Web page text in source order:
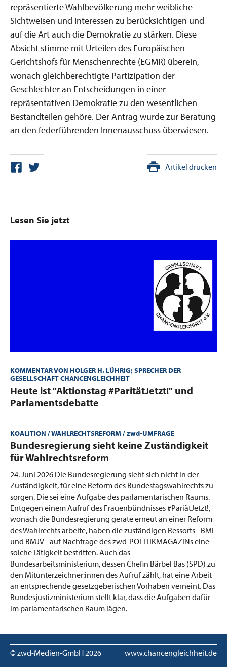
repräsentierte Wahlbevölkerung mehr weibliche
Sichtweisen und Interessen zu berücksichtigen und
auf die Art auch die Demokratie zu stärken. Diese
Absicht stimme mit Urteilen des Europäischen
Gerichtshofs für Menschenrechte (EGMR) überein,
wonach gleichberechtigte Partizipation der
Geschlechter an Entscheidungen in einer
repräsentativen Demokratie zu den wesentlichen
Bestandteilen gehöre. Der Antrag wurde zur Beratung
an den federführenden Innenausschuss überwiesen.
Artikel drucken
Lesen Sie jetzt
KOMMENTAR VON HOLGER H. LÜHRIG; SPRECHER DER
GESELLSCHAFT CHANCENGLEICHHEIT
:Heute ist "Aktionstag #ParitätJetzt!" und
Parlamentsdebatte
KOALITION / WAHLRECHTSREFORM / zwd-UMFRAGE
:Bundesregierung sieht keine Zuständigkeit
für Wahlrechtsreform
24. Juni 2026 Die Bundesregierung sieht sich nicht in der
Zuständigkeit, für eine Reform des Bundestagswahlrechts zu
sorgen. Die sei eine Aufgabe des parlamentarischen Raums.
Entgegen einem Aufruf des Frauenbündnisses #PariätJetzt!,
wonach die Bundesregierung gerate erneut an einer Reform
des Wahlrechts arbeite, haben die zuständigen Ressorts - BMI
und BMJV - auf Nachfrage des zwd-POLITIKMAGAZINs eine
solche Tätigkeit bestritten. Auch das
Bundesarbeitsministerium, dessen Chefin Bärbel Bas (SPD) zu
den Mitunterzeichner:innen des Aufruf zählt, hat eine Arbeit
an entsprechende gesetzgeberischen Vorhaben verneint. Das
Bundesjustizministerium stellt klar, dass die Aufgaben dafür
im parlamentarischen Raum lägen.
© zwd-Medien-GmbH 2026 www.chancengleichheit.de